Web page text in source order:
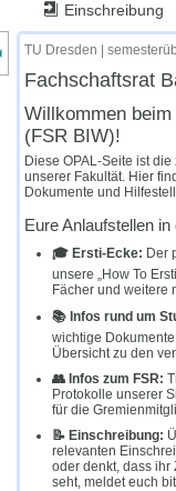
Einschreibung
des Kursmenüs
TU Dresden |
Fachschaftsrat
Willkommen
(FSR BIW)!
Diese OPAL-Seite ist
unserer Fakultät. Hier
Dokumente und
Eure Anlaufstellen
🎓 Ersti-Ecke: Der
unsere „How To
Fächer und weitere
📚 Infos rund um
wichtige
Übersicht zu den
👥 Infos zum FSR:
Protokolle unserer
für die
📝 Einschreibung:
relevanten
oder denkt, dass ihr
seht, meldet euch